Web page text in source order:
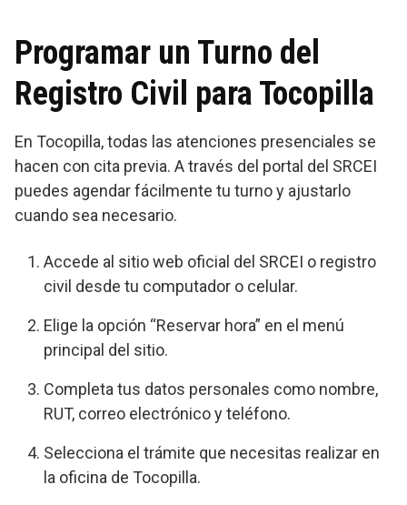
Programar un Turno del
Registro Civil para Tocopilla
En Tocopilla, todas las atenciones presenciales se
hacen con cita previa. A través del portal del SRCEI
puedes agendar fácilmente tu turno y ajustarlo
cuando sea necesario.
Accede al sitio web oficial del SRCEI o registro
civil desde tu computador o celular.
Elige la opción “Reservar hora” en el menú
principal del sitio.
Completa tus datos personales como nombre,
RUT, correo electrónico y teléfono.
Selecciona el trámite que necesitas realizar en
la oficina de Tocopilla.